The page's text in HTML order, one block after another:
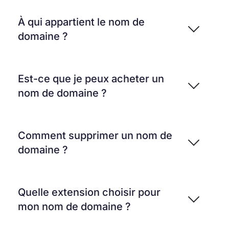
À qui appartient le nom de
domaine ?
Est-ce que je peux acheter un
nom de domaine ?
Comment supprimer un nom de
domaine ?
Quelle extension choisir pour
mon nom de domaine ?